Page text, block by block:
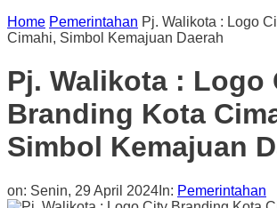
Home Pemerintahan Pj. Walikota : Logo
Cimahi, Simbol Kemajuan Daerah
Pj. Walikota : Logo
Branding Kota
Simbol Kemajuan
on: Senin, 29 April 2024 In: Pemerintahan